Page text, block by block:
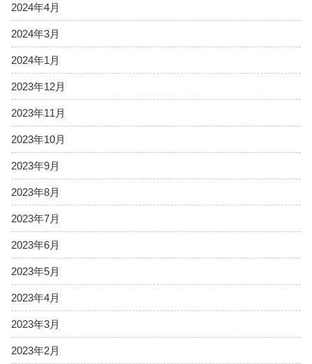
2024年4月
2024年3月
2024年1月
2023年12月
2023年11月
2023年10月
2023年9月
2023年8月
2023年7月
2023年6月
2023年5月
2023年4月
2023年3月
2023年2月